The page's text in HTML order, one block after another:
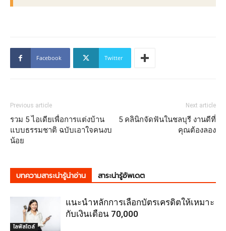
Facebook Twitter
Previous article
รวม 5 ไอเดียเพื่อการแต่งบ้าน
แบบธรรมชาติ ฉบับเอาใจคนงบ
น้อย
Next article
5 คลินิกจัดฟันในชลบุรี งานดีที่
คุณต้องลอง
บทความสาระน่ารู้น่าอ่าน สาระน่ารู้อัพเดต
ไลฟ์สไตล์
แนะนำหลักการเลือกบัตรเครดิตให้เหมาะ
กับเงินเดือน 70,000